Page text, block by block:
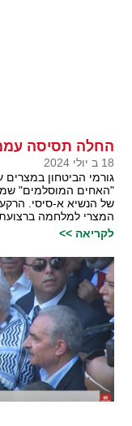
החלה תסיסה
18 ב יולי 2024
גורמי הביטחון
"האחים המוסלמים"
של הנשיא א-סיסי.
המצרי למלחמה
לקריאה >>